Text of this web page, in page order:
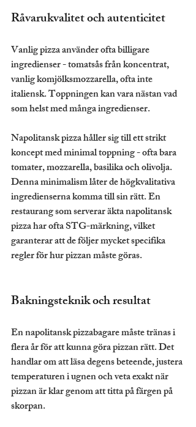
Råvarukvalitet och autenticitet
Vanlig pizza använder ofta billigare
ingredienser - tomatsås från koncentrat,
vanlig komjölksmozzarella, ofta inte
italiensk. Toppningen kan vara nästan vad
som helst med många ingredienser.
Napolitansk pizza håller sig till ett strikt
koncept med minimal toppning - ofta bara
tomater, mozzarella, basilika och olivolja.
Denna minimalism låter de högkvalitativa
ingredienserna komma till sin rätt. En
restaurang som serverar äkta napolitansk
pizza har ofta STG-märkning, vilket
garanterar att de följer mycket specifika
regler för hur pizzan måste göras.
Bakningsteknik och resultat
En napolitansk pizzabagare måste tränas i
flera år för att kunna göra pizzan rätt. Det
handlar om att läsa degens beteende, justera
temperaturen i ugnen och veta exakt när
pizzan är klar genom att titta på färgen på
skorpan.